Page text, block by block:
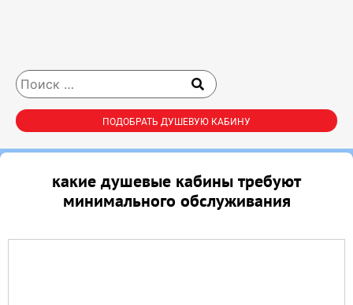
ПОДОБРАТЬ ДУШЕВУЮ КАБИНУ
какие душевые кабины требуют
минимального обслуживания